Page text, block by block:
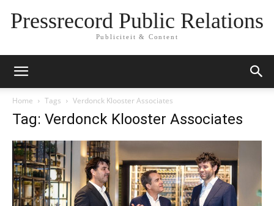
Pressrecord Public Relations
Publiciteit & Content
Home Tags Verdonck Klooster Associates
Tag: Verdonck Klooster Associates